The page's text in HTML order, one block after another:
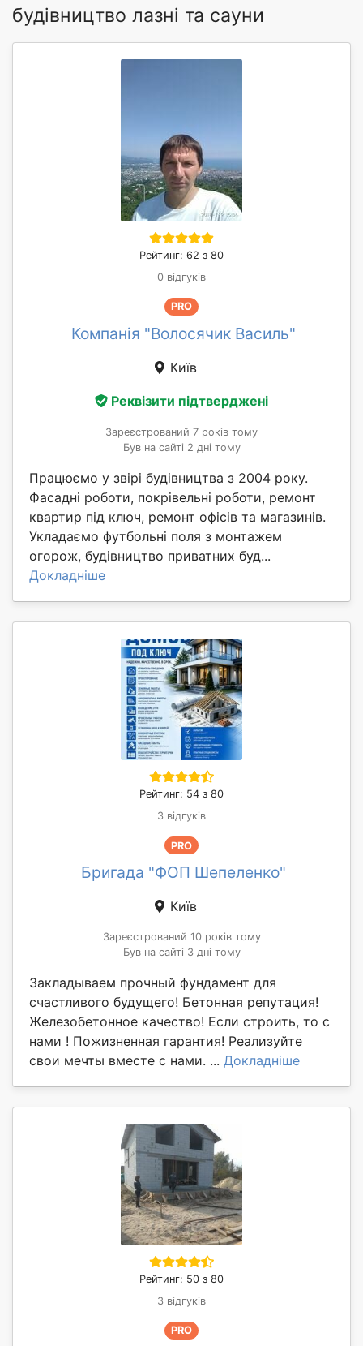
будівництво лазні та сауни
Рейтинг: 62 з 80
0 відгуків
PRO
Компанія "Волосячик Василь"
Київ
Реквізити підтверджені
Зареєстрований 7 років тому
Був на сайті 2 дні тому
Працюємо у звірі будівництва з 2004 року.
Фасадні роботи, покрівельні роботи, ремонт
квартир під ключ, ремонт офісів та магазинів.
Укладаємо футбольні поля з монтажем
огорож, будівництво приватних буд...
Докладніше
Рейтинг: 54 з 80
3 відгуків
PRO
Бригада "ФОП Шепеленко"
Київ
Зареєстрований 10 років тому
Був на сайті 3 дні тому
Закладываем прочный фундамент для
счастливого будущего! Бетонная репутация!
Железобетонное качество! Если строить, то с
нами ! Пожизненная гарантия! Реализуйте
свои мечты вместе с нами. ... Докладніше
Рейтинг: 50 з 80
3 відгуків
PRO